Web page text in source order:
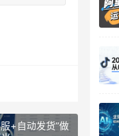
+自动发货”做